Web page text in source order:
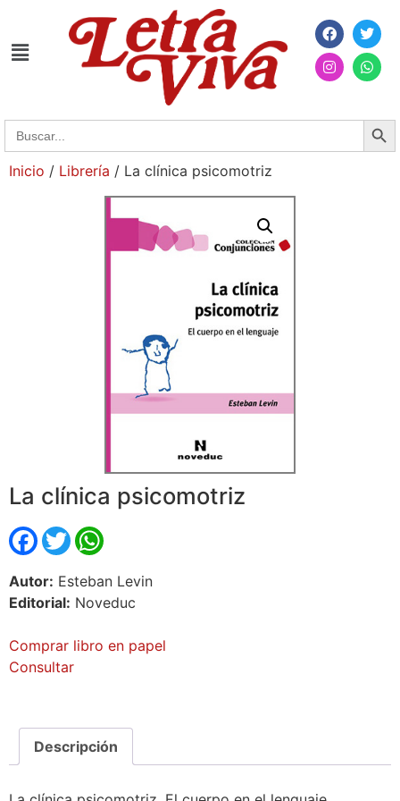
Search
for:
Inicio / Librería / La clínica psicomotriz
La clínica psicomotriz
Facebook
Twitter
Autor: Esteban Levin
Editorial: Noveduc
Comprar libro en papel
Consultar
Descripción